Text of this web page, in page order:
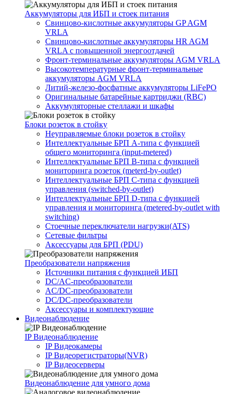
Аккумуляторы для ИБП и стоек питания
Свинцово-кислотные аккумуляторы GP AGM
VRLA
Свинцово-кислотные аккумуляторы HR AGM
VRLA с повышенной энергоотдачей
Фронт-терминальные аккумуляторы AGM VRLA
Высокотемпературные фронт-терминальные
аккумуляторы AGM VRLA
Литий-железо-фосфатные аккумуляторы LiFePO
Оригинальные батарейные картриджи (RBC)
Аккумуляторные стеллажи и шкафы
Блоки розеток в стойку
Неуправляемые блоки розеток в стойку
Интеллектуальные БРП А-типа с функцией
общего мониторинга (input-metered)
Интеллектуальные БРП B-типа с функцией
мониторинга розеток (meterd-by-outlet)
Интеллектуальные БРП C-типа с функцией
управления (switched-by-outlet)
Интеллектуальные БРП D-типа с функцией
управления и мониторинга (metered-by-outlet with
switching)
Стоечные переключатели нагрузки(ATS)
Сетевые фильтры
Аксессуары для БРП (PDU)
Преобразователи напряжения
Источники питания c функцией ИБП
DC/AC-преобразователи
AC/DC-преобразователи
DC/DC-преобразователи
Аксессуары и комплектующие
Видеонаблюдение
IP Видеонаблюдение
IP Видеокамеры
IP Видеорегистраторы(NVR)
IP Видеосерверы
Видеонаблюдение для умного дома